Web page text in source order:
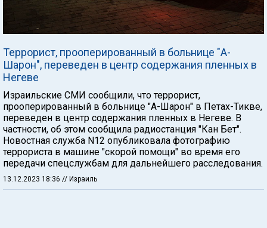
Террорист, прооперированный в больнице "А-
Шарон", переведен в центр содержания пленных в
Негеве
Израильские СМИ сообщили, что террорист,
прооперированный в больнице "А-Шарон" в Петах-Тикве,
переведен в центр содержания пленных в Негеве. В
частности, об этом сообщила радиостанция "Кан Бет".
Новостная служба N12 опубликовала фотографию
террориста в машине "скорой помощи" во время его
передачи спецслужбам для дальнейшего расследования.
13.12.2023 18:36 // Израиль